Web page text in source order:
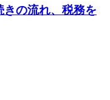
の流れ、税務を